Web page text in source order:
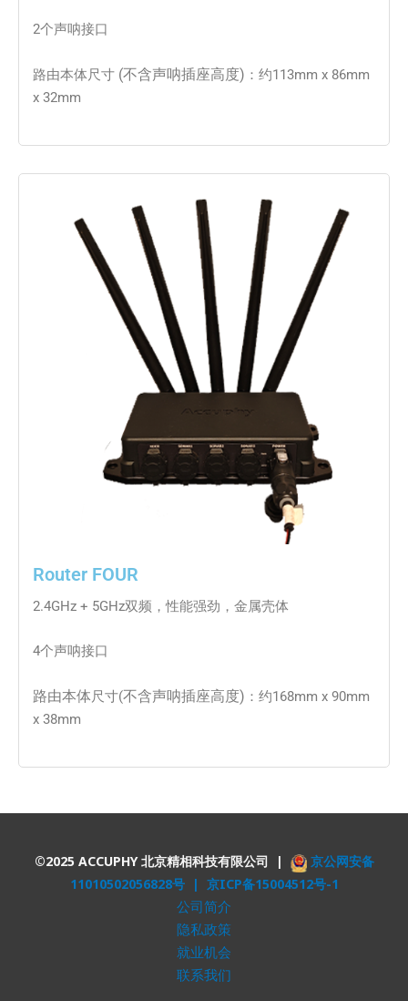
2个声呐接口
路由本体尺寸 (不含声呐插座高度) ：约113mm x 86mm
x 32mm
Router FOUR
2.4GHz + 5GHz双频，性能强劲，金属壳体
4个声呐接口
路由本体尺寸(不含声呐插座高度) ：约168mm x 90mm
x 38mm
©2025 ACCUPHY 北京精相科技有限公司 |
京公网安备
11010502056828号 | 京ICP备15004512号-1
公司简介
隐私政策
就业机会
联系我们